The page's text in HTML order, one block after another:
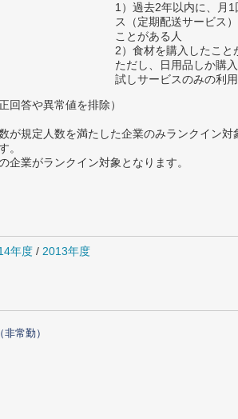
1）過去2年以内に、月
ス（定期配送サービス
ことがある人
2）食材を購入したこと
ただし、日用品しか購
試しサービスのみの利
答や異常値を排除）
規定人数を満たした企業のみランクイン対
。
業がランクイン対象となります。
年度 / 2013年度
常勤）